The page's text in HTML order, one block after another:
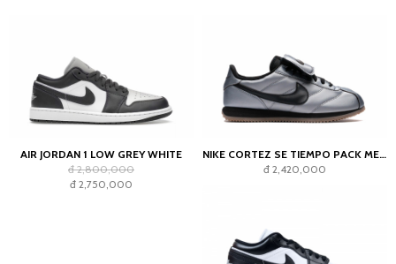
AIR JORDAN 1 LOW GREY WHITE
đ 2,800,000
đ 2,750,000
NIKE CORTEZ SE TIEMPO PACK METALLIC COOL GREY
đ 2,420,000